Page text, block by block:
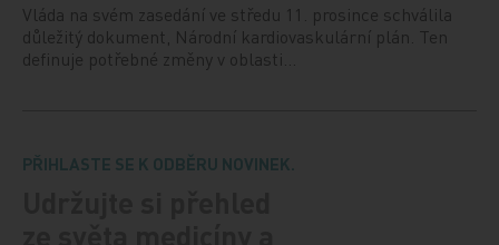
Vláda na svém zasedání ve středu 11. prosince schválila
důležitý dokument, Národní kardiovaskulární plán. Ten
definuje potřebné změny v oblasti…
PŘIHLASTE SE K ODBĚRU NOVINEK.